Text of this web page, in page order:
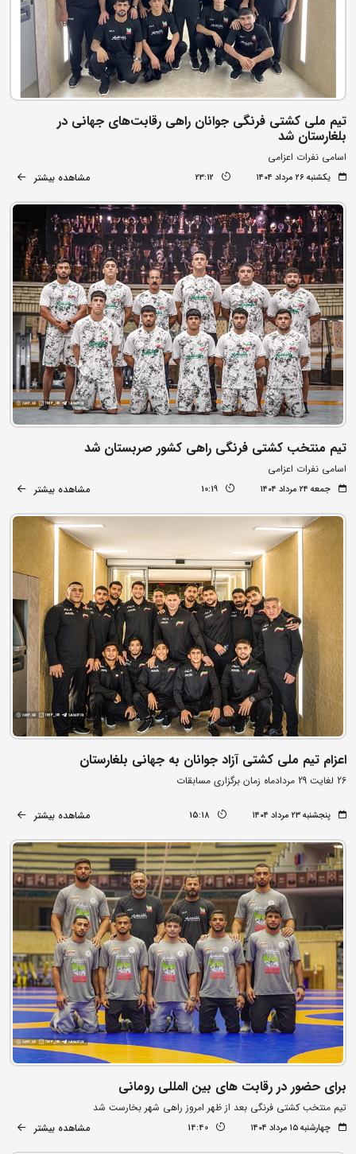
تیم ملی کشتی فرنگی جوانان راهی رقابت‌های جهانی در
بلغارستان شد
اسامی نفرات اعزامی
یکشنبه ۲۶ مرداد ۱۴۰۴ 23:12 مشاهده بیشتر
تیم منتخب کشتی فرنگی راهی کشور صربستان شد
اسامی نفرات اعزامی
جمعه ۲۴ مرداد ۱۴۰۴ 10:19 مشاهده بیشتر
اعزام تیم ملی کشتی آزاد جوانان به جهانی بلغارستان
26 لغایت 29 مردادماه زمان برگزاری مسابقات
پنجشنبه ۲۳ مرداد ۱۴۰۴ 15:18 مشاهده بیشتر
برای حضور در رقابت های بین المللی رومانی
تیم منتخب کشتی فرنگی بعد از ظهر امروز راهی شهر بخارست شد
چهارشنبه ۱۵ مرداد ۱۴۰۴ 14:40 مشاهده بیشتر